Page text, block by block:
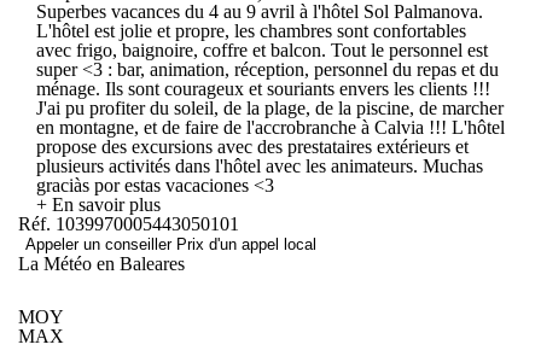
Superbes vacances du 4 au 9 avril à l'hôtel Sol Palmanova.
L'hôtel est jolie et propre, les chambres sont confortables
avec frigo, baignoire, coffre et balcon. Tout le personnel est
super <3 : bar, animation, réception, personnel du repas et du
ménage. Ils sont courageux et souriants envers les clients !!!
J'ai pu profiter du soleil, de la plage, de la piscine, de marcher
en montagne, et de faire de l'accrobranche à Calvia !!! L'hôtel
propose des excursions avec des prestataires extérieurs et
plusieurs activités dans l'hôtel avec les animateurs. Muchas
graciàs por estas vacaciones <3
+ En savoir plus
Réf. 1039970005443050101
Appeler un conseiller Prix d'un appel local
La Météo en Baleares
MOY
MAX